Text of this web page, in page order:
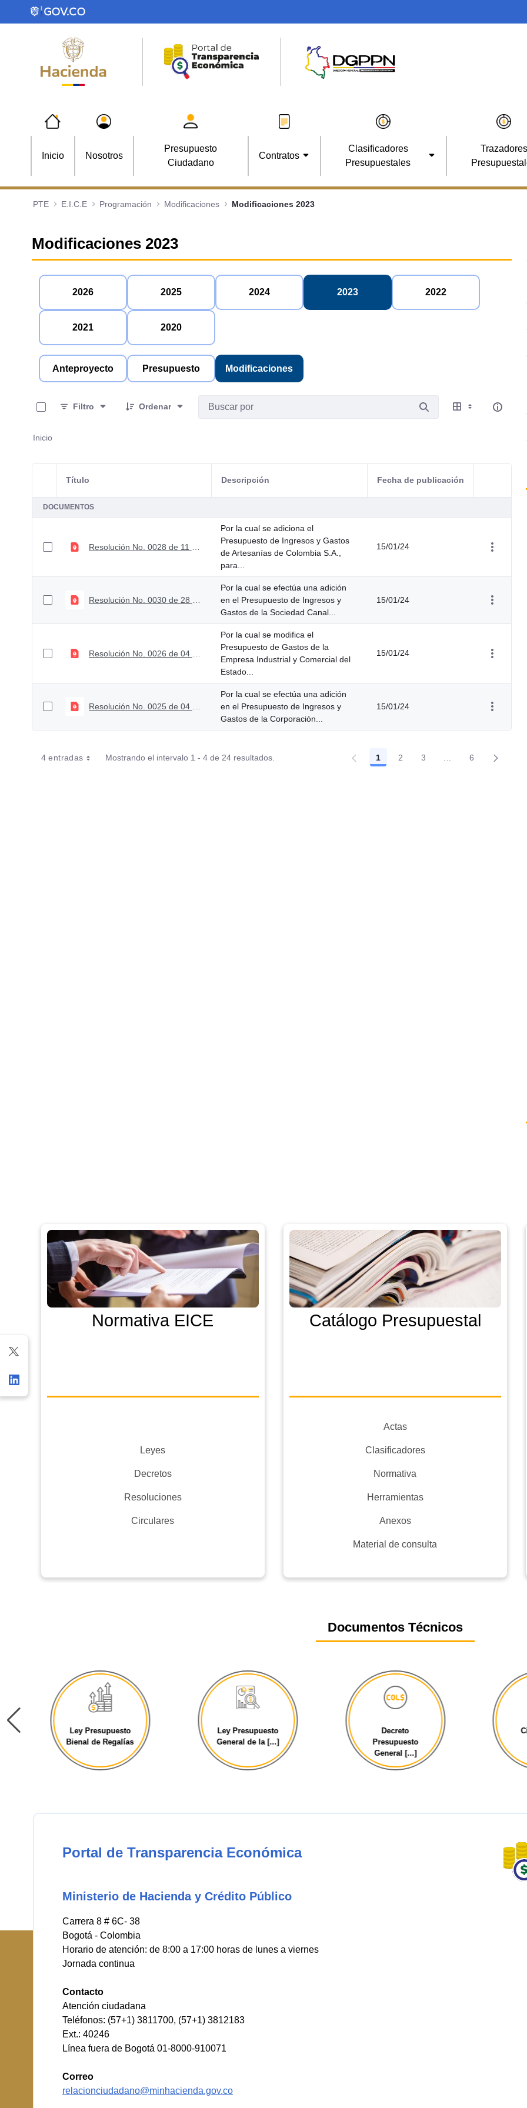
Saltar al contenido principal
Inicio Nosotros
Presupuesto
Ciudadano
Contratos
Clasificadores
Presupuestales
Trazadores
PTE E.I.C.E Programación Modificaciones Modificaciones 2023
Modificaciones 2023
2026 2025 2024 2023 2022
2021 2020
Anteproyecto Presupuesto Modificaciones
Filtro
Ordenar
Inicio
Selección del elemento
Título Descripción Fecha de publicación
DOCUMENTOS
Por la cual se adiciona el
Presupuesto de Ingresos y Gastos
de Artesanías de Colombia S.A.,
para...
15/01/24
Por la cual se efectúa una adición
en el Presupuesto de Ingresos y
Gastos de la Sociedad Canal...
15/01/24
Por la cual se modifica el
Presupuesto de Gastos de la
Empresa Industrial y Comercial del
Estado...
15/01/24
Por la cual se efectúa una adición
en el Presupuesto de Ingresos y
Gastos de la Corporación...
15/01/24
4 entradas Mostrando el intervalo 1 - 4 de 24 resultados. Página
1 Página
2 Página
3 PáginasPágina
6
Normativa EICE
Leyes
Decretos
Resoluciones
Circulares
Catálogo Presupuestal
Actas
Clasificadores
Normativa
Herramientas
Anexos
Material de consulta
Documentos Técnicos
Ley Presupuesto
Bienal de Regalías
Ley Presupuesto
General de la [...]
Decreto
Presupuesto
General [...]
Portal de Transparencia Económica
Ministerio de Hacienda y Crédito Público
Carrera 8 # 6C- 38
Bogotá - Colombia
Horario de atención: de 8:00 a 17:00 horas de lunes a viernes
Jornada continua
Contacto
Atención ciudadana
Teléfonos: (57+1) 3811700, (57+1) 3812183
Ext.: 40246
Línea fuera de Bogotá 01-8000-910071
Correo
relacionciudadano@minhacienda.gov.co